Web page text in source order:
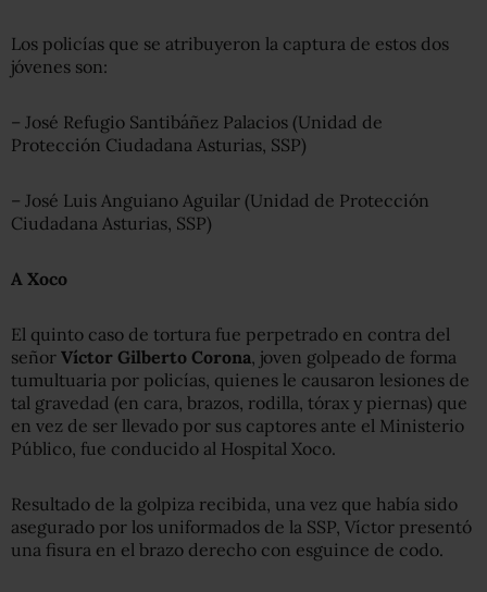
Los policías que se atribuyeron la captura de estos dos
jóvenes son:
– José Refugio Santibáñez Palacios (Unidad de
Protección Ciudadana Asturias, SSP)
– José Luis Anguiano Aguilar (Unidad de Protección
Ciudadana Asturias, SSP)
A Xoco
El quinto caso de tortura fue perpetrado en contra del
señor Víctor Gilberto Corona , joven golpeado de forma
tumultuaria por policías, quienes le causaron lesiones de
tal gravedad (en cara, brazos, rodilla, tórax y piernas) que
en vez de ser llevado por sus captores ante el Ministerio
Público, fue conducido al Hospital Xoco.
Resultado de la golpiza recibida, una vez que había sido
asegurado por los uniformados de la SSP, Víctor presentó
una fisura en el brazo derecho con esguince de codo.